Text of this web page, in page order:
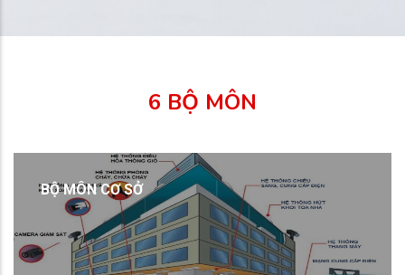
6 BỘ MÔN
BỘ MÔN CƠ SỞ